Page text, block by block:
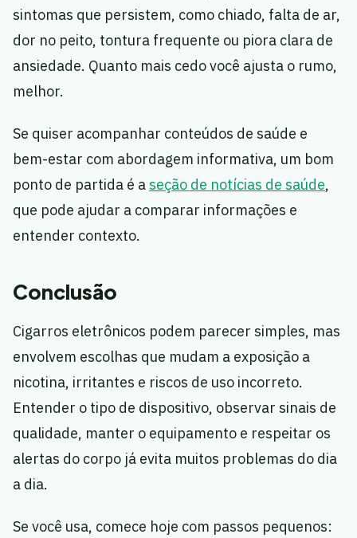
sintomas que persistem, como chiado, falta de ar,
dor no peito, tontura frequente ou piora clara de
ansiedade. Quanto mais cedo você ajusta o rumo,
melhor.
Se quiser acompanhar conteúdos de saúde e
bem-estar com abordagem informativa, um bom
ponto de partida é aseção de notícias de saúde,
que pode ajudar a comparar informações e
entender contexto.
Conclusão
Cigarros eletrônicos podem parecer simples, mas
envolvem escolhas que mudam a exposição a
nicotina, irritantes e riscos de uso incorreto.
Entender o tipo de dispositivo, observar sinais de
qualidade, manter o equipamento e respeitar os
alertas do corpo já evita muitos problemas do dia
a dia.
Se você usa, comece hoje com passos pequenos: